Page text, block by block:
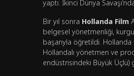
yaptı. İkinci Dünya
Bir yıl sonra Hollanda Film
belgesel yönetmenliği,
başarıyla öğretildi.
Hollandalı yönetmen ve
endüstrisindeki Büyük Üçlü)